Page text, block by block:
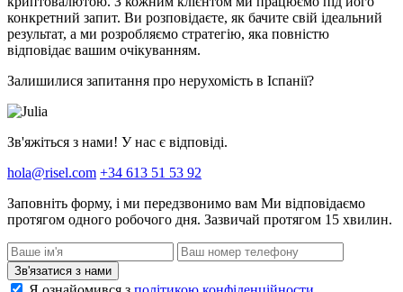
конкретний запит. Ви розповідаєте, як бачите свій ідеальний
результат, а ми розробляємо стратегію, яка повністю
відповідає вашим очікуванням.
Залишилися запитання про нерухомість в Іспанії?
Зв'яжіться з нами! У нас є відповіді.
hola@risel.com +34 613 51 53 92
Заповніть форму, і ми передзвонимо вам Ми відповідаємо
протягом одного робочого дня. Зазвичай протягом 15 хвилин.
Зв'язатися з нами